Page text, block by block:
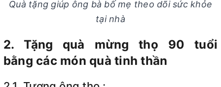
Quà tặng giúp ông bà bố mẹ theo dõi sức khỏe
tại nhà
2. Tặng quà mừng thọ 90 tuổi
bằng các món quà tinh thần